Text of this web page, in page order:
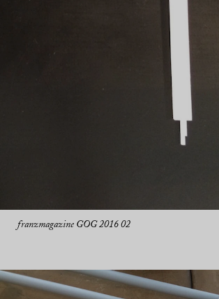
franzmagazine GOG 2016 02